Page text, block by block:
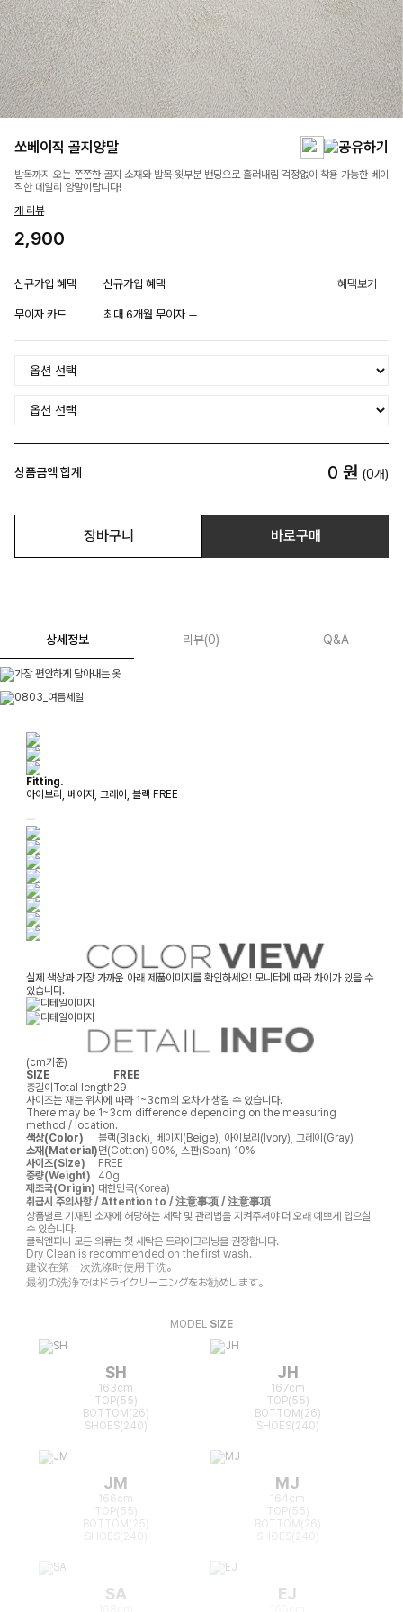
쏘베이직 골지양말
발목까지 오는 쫀쫀한 골지 소재와 발목 윗부분 밴딩으로 흘러내림 걱정없이 착용 가능한 베이
직한 데일리 양말이랍니다!
개 리뷰
2,900
신규가입 혜택 신규가입 혜택 혜택보기
무이자 카드 최대 6개월 무이자
상품금액 합계 0 원 (0개)
장바구니 바로구매
상세정보 리뷰(0) Q&A
Fitting.
아이보리, 베이지, 그레이, 블랙 FREE
ㅡ
실제 색상과 가장 가까운 아래 제품이미지를 확인하세요! 모니터에 따라 차이가 있을 수
있습니다.
(cm기준)
SIZE
FREE
총길이Total length29
사이즈는 재는 위치에 따라 1~3cm의 오차가 생길 수 있습니다.
There may be 1~3cm difference depending on the measuring
method / location.
색상(Color)
블랙(Black), 베이지(Beige), 아이보리(Ivory), 그레이(Gray)
소재(Material)면(Cotton) 90%, 스판(Span) 10%
사이즈(Size)
FREE
중량(Weight)
40g
제조국(Origin) 대한민국(Korea)
취급시 주의사항 / Attention to / 注意事项 / 注意事項
상품별로 기재된 소재에 해당하는 세탁 및 관리법을 지켜주셔야 더 오래 예쁘게 입으실
수 있습니다.
클릭앤퍼니 모든 의류는 첫 세탁은 드라이크리닝을 권장합니다.
Dry Clean is recommended on the first wash.
建议在第一次洗涤时使用干洗。
最初の洗浄ではドライクリーニングをお勧めします。
MODEL SIZE
SH
163cm
TOP(55)
BOTTOM(26)
SHOES(240)
JH
167cm
TOP(55)
BOTTOM(26)
SHOES(240)
JM
166cm
TOP(55)
BOTTOM(25)
MJ
164cm
TOP(55)
BOTTOM(26)
SA EJ